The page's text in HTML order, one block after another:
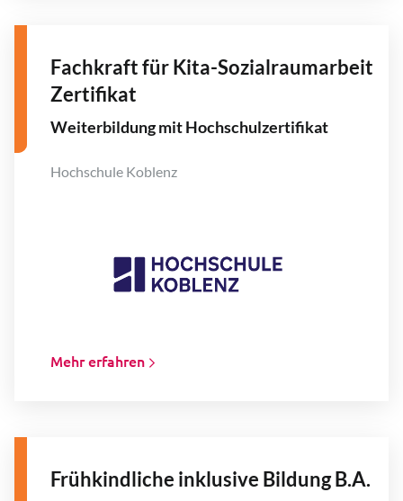
Fachkraft für Kita-Sozialraumarbeit
Zertifikat
Weiterbildung mit Hochschulzertifikat
Hochschule Koblenz
Mehr erfahren
Frühkindliche inklusive Bildung B.A.